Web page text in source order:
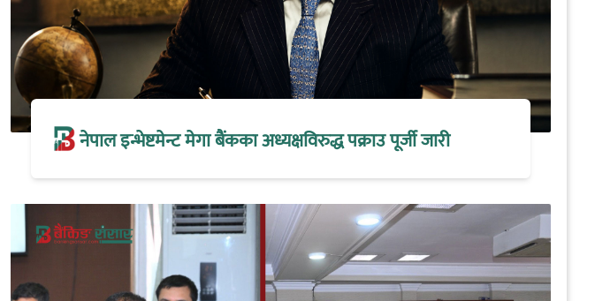
नेपाल इन्भेष्टमेन्ट मेगा बैंकका अध्यक्षविरुद्ध पक्राउ पूर्जी जारी